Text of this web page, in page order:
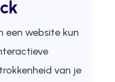
een website kun
van je